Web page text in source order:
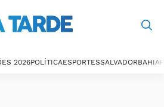
2026POLÍTICAESPORTESSALVADORBAHIA